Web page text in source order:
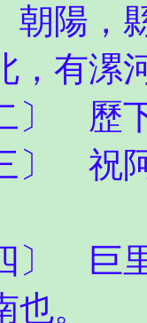
朝陽，
，有漯
歷下
祝阿
巨里
。